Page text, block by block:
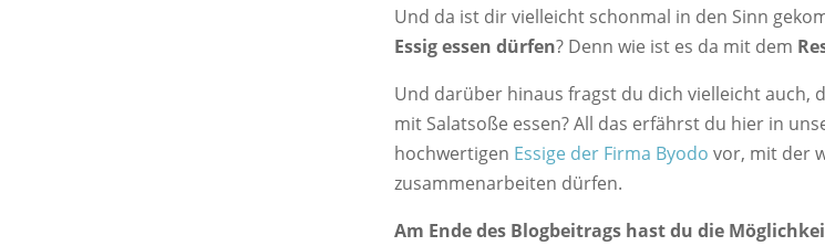
Und da ist dir vielleicht schonmal in den Sinn
Essig essen dürfen? Denn wie ist es da mit dem
Und darüber hinaus fragst du dich vielleicht auch,
mit Salatsoße essen? All das erfährst du hier in
hochwertigen Essige der Firma Byodo vor, mit der
zusammenarbeiten dürfen.
Am Ende des Blogbeitrags hast du die